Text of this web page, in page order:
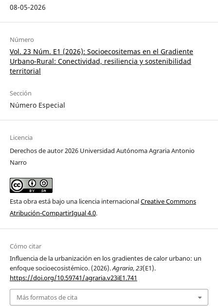
08-05-2026
Número
Vol. 23 Núm. E1 (2026): Socioecositemas en el Gradiente
Urbano-Rural: Conectividad, resiliencia y sostenibilidad
territorial
Sección
Número Especial
Licencia
Derechos de autor 2026 Universidad Autónoma Agraria Antonio
Narro
Esta obra está bajo una licencia internacionalCreative Commons
Atribución-CompartirIgual 4.0.
Cómo citar
Influencia de la urbanización en los gradientes de calor urbano: un
enfoque socioecosistémico. (2026).Agraria,23(E1).
https://doi.org/10.59741/agraria.v23iE1.741
Más formatos de cita